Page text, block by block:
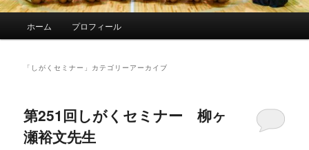
ホーム プロフィール
「 しがくセミナー 」カテゴリーアーカイブ
第251回しがくセミナー 柳ヶ
瀬裕文先生